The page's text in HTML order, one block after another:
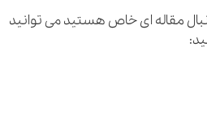
ای خاص هستید می توانید